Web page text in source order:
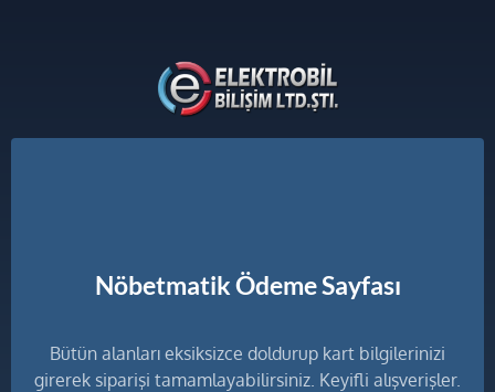
Nöbetmatik Ödeme Sayfası
Bütün alanları eksiksizce doldurup kart bilgilerinizi
girerek siparişi tamamlayabilirsiniz. Keyifli alışverişler.